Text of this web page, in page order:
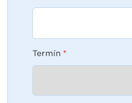
Termín *